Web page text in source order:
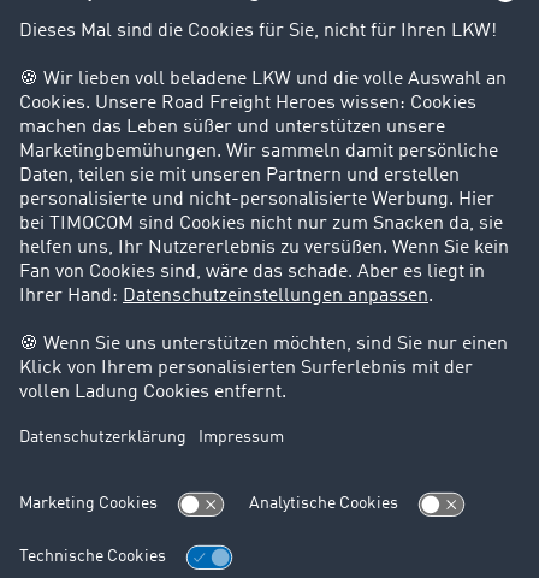
Kunden werben Kunden
Success Stories
Karriere
Support
Kontakt
Rechtliches
Impressum
AGB